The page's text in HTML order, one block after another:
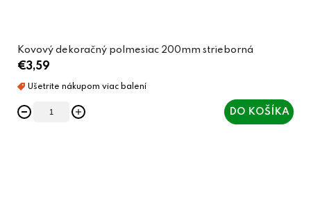
Kovový dekoračný polmesiac 200mm strieborná
€3,59
DO KOŠÍKA